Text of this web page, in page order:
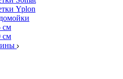
Yplon
см
см